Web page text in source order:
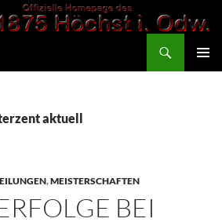
aktuell
,MEISTERSCHAFTEN
BEI